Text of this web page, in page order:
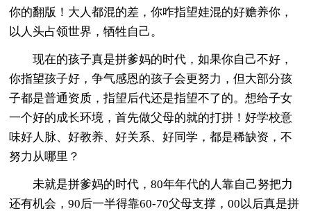
你的翻版！大人都混的差，你咋指望娃混的好赡养你，
以人头占领世界，牺牲自己。
现在的孩子真是拼爹妈的时代，如果你自己不好，
你指望孩子好，争气感恩的孩子会更努力，但大部分孩
子都是普通资质，指望后代还是指望不了的。想给子女
一个好的成长环境，首先做父母的就的打拼！好学校意
味好人脉、好教养、好关系、好同学，都是稀缺资，不
努力从哪里？
未就是拼爹妈的时代，80年年代的人靠自己努把力
还有机会，90后一半得靠60-70父母支撑，00以后真是拼